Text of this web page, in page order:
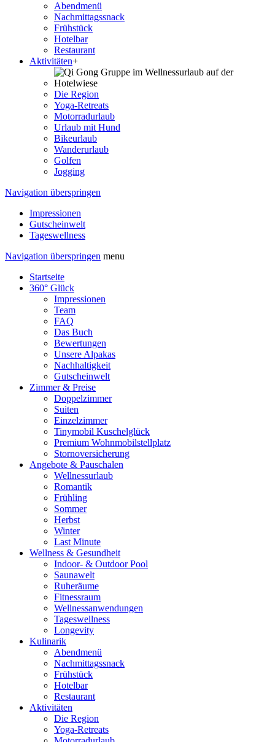
Abendmenü
Nachmittagssnack
Frühstück
Hotelbar
Restaurant
Aktivitäten+
Die Region
Yoga-Retreats
Motorradurlaub
Urlaub mit Hund
Bikeurlaub
Wanderurlaub
Golfen
Jogging
Navigation überspringen
Impressionen
Gutscheinwelt
Tageswellness
Navigation überspringen menu
Startseite
360° Glück
Impressionen
Team
FAQ
Das Buch
Bewertungen
Unsere Alpakas
Nachhaltigkeit
Gutscheinwelt
Zimmer & Preise
Doppelzimmer
Suiten
Einzelzimmer
Tinymobil Kuschelglück
Premium Wohnmobilstellplatz
Stornoversicherung
Angebote & Pauschalen
Wellnessurlaub
Romantik
Frühling
Sommer
Herbst
Winter
Last Minute
Wellness & Gesundheit
Indoor- & Outdoor Pool
Saunawelt
Ruheräume
Fitnessraum
Wellness­anwendungen
Tageswellness
Longevity
Kulinarik
Abendmenü
Nachmittagssnack
Frühstück
Hotelbar
Restaurant
Aktivitäten
Die Region
Yoga-Retreats